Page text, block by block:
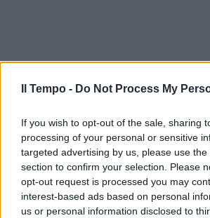
Il Tempo - Do Not Process My
If you wish to opt-out of the sale, sharing
processing of your personal or sensitive
targeted advertising by us, please use
section to confirm your selection. Please
opt-out request is processed you may
interest-based ads based on personal
us or personal information disclosed to